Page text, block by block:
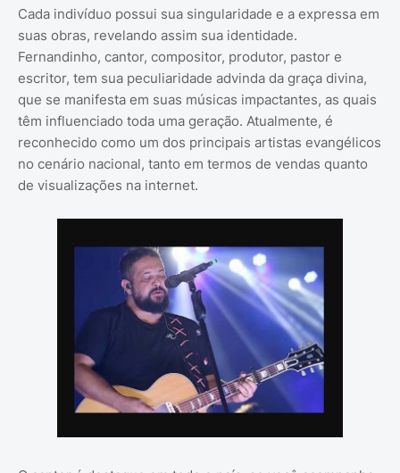
Cada indivíduo possui sua singularidade e a expressa em
suas obras, revelando assim sua identidade.
Fernandinho, cantor, compositor, produtor, pastor e
escritor, tem sua peculiaridade advinda da graça divina,
que se manifesta em suas músicas impactantes, as quais
têm influenciado toda uma geração. Atualmente, é
reconhecido como um dos principais artistas evangélicos
no cenário nacional, tanto em termos de vendas quanto
de visualizações na internet.